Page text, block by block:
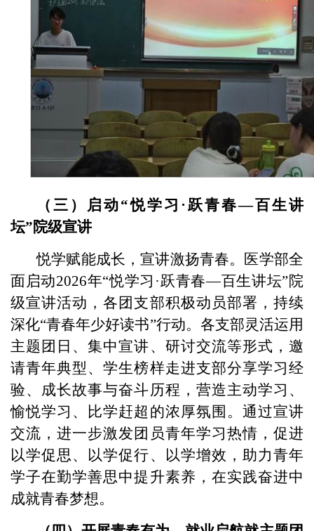
（三）启动“悦学习·跃青春—百生讲
坛”院级宣讲
悦学赋能成长，宣讲激扬青春。医学部全
面启动2026年“悦学习·跃青春—百生讲坛”院
级宣讲活动，各团支部积极动员部署，持续
深化“青春年少好读书”行动。各支部灵活运用
主题团日、集中宣讲、研讨交流等形式，邀
请青年典型、学生榜样走进支部分享学习经
验、成长故事与奋斗历程，营造主动学习、
愉悦学习、比学赶超的浓厚氛围。通过宣讲
交流，进一步激发团员青年学习热情，促进
以学促思、以学促行、以学增效，助力青年
学子在勤学善思中提升素养，在实践奋进中
成就青春梦想。